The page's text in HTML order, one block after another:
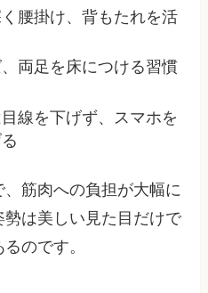
腰掛け、背もたれを活
両足を床につける習慣
線を下げず、スマホを
筋肉への負担が大幅に
は美しい見た目だけで
のです。